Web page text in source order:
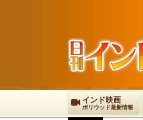
インド映画
ボリウッド最新情報